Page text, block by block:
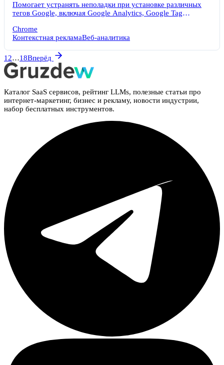
Помогает устранять неполадки при установке различных
тегов Google, включая Google Analytics, Google Tag
Chrome
Контекстная рекламаВеб-аналитика
1 2…18Вперёд
Каталог SaaS сервисов, рейтинг LLMs, полезные статьи про
интернет-маркетинг, бизнес и рекламу, новости индустрии,
набор бесплатных инструментов.